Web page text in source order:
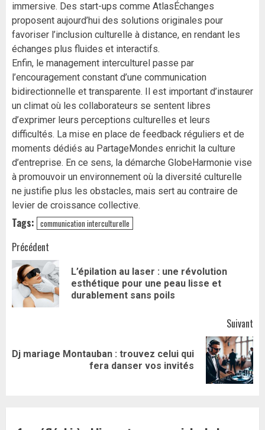
immersive. Des start-ups comme AtlasÉchanges
proposent aujourd’hui des solutions originales pour
favoriser l’inclusion culturelle à distance, en rendant les
échanges plus fluides et interactifs.
Enfin, le management interculturel passe par
l’encouragement constant d’une communication
bidirectionnelle et transparente. Il est important d’instaurer
un climat où les collaborateurs se sentent libres
d’exprimer leurs perceptions culturelles et leurs
difficultés. La mise en place de feedback réguliers et de
moments dédiés au PartageMondes enrichit la culture
d’entreprise. En ce sens, la démarche GlobeHarmonie vise
à promouvoir un environnement où la diversité culturelle
ne justifie plus les obstacles, mais sert au contraire de
levier de croissance collective.
Tags: communication interculturelle
Navigation
d’article
Précédent
L’épilation au laser : une révolution
esthétique pour une peau lisse et
durablement sans poils
Suivant
Article
Dj mariage Montauban : trouvez celui qui
fera danser vos invités